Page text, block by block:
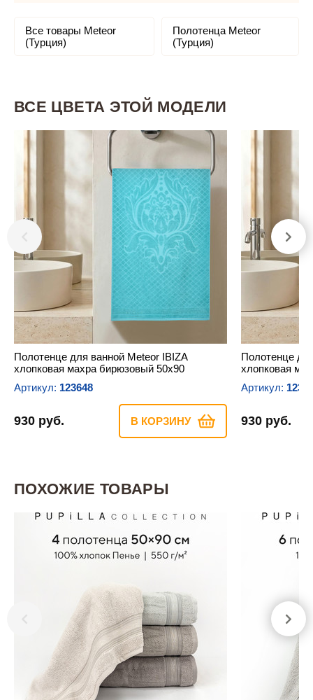
Все товары Meteor
(Турция)
Полотенца Meteor
(Турция)
ВСЕ ЦВЕТА ЭТОЙ МОДЕЛИ
Полотенце для ванной Meteor IBIZA
хлопковая махра бирюзовый 50х90
Артикул: 123648
930 руб. В КОРЗИНУ
Полотенце
хлопковая
Артикул:
930 руб.
ПОХОЖИЕ ТОВАРЫ